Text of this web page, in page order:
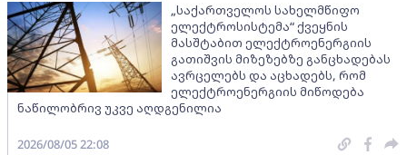
„საქართველოს სახელმწიფო
ელექტროსისტემა“ ქვეყნის
მასშტაბით ელექტროენერგიის
გათიშვის მიზეზებზე განცხადებას
ავრცელებს და აცხადებს, რომ
ელექტროენერგიის მიწოდება
ნაწილობრივ უკვე აღდგენილია
2026/08/05 22:08